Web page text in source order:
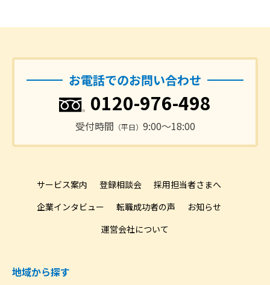
お電話でのお問い合わせ
0120-976-498
受付時間 （平日） 9:00〜18:00
サービス案内 登録相談会
採用担当者さまへ
企業インタビュー
転職成功者の声
お知らせ
運営会社について
地域から探す